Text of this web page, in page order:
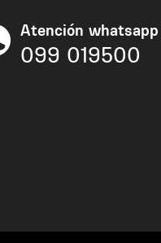
Atención whatsapp
099 019500